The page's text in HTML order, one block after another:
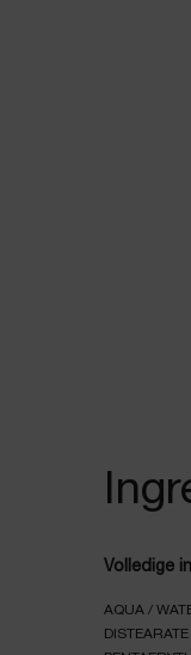
Volledige
AQUA /
DISTEARATE